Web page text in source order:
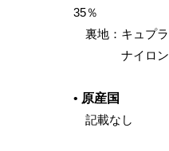
35％
裏地：キュプラ
ナイロン
• 原産国
記載なし